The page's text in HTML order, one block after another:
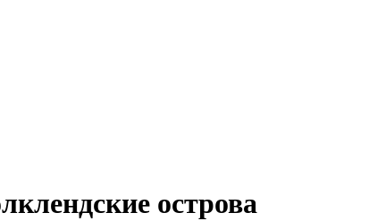
острова